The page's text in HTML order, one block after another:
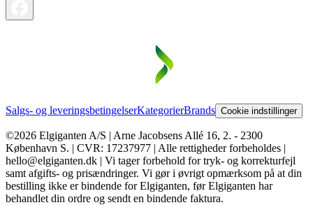
Salgs- og leveringsbetingelserKategorierBrands Cookie indstillinger
©2026 Elgiganten A/S | Arne Jacobsens Allé 16, 2. - 2300
København S. | CVR: 17237977 | Alle rettigheder forbeholdes |
hello@elgiganten.dk | Vi tager forbehold for tryk- og korrekturfejl
samt afgifts- og prisændringer. Vi gør i øvrigt opmærksom på at din
bestilling ikke er bindende for Elgiganten, før Elgiganten har
behandlet din ordre og sendt en bindende faktura.